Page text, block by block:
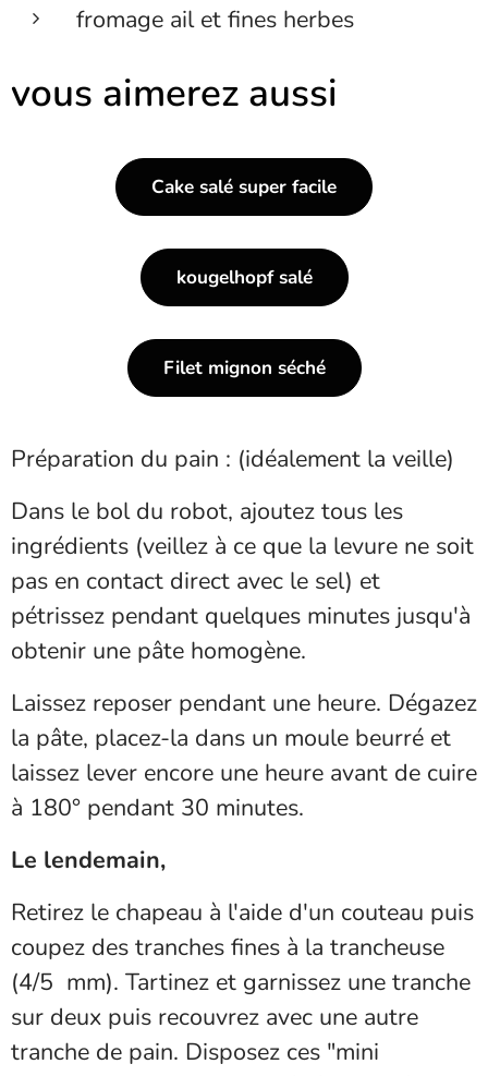
fromage ail et fines herbes
vous aimerez aussi
Cake salé super facile
kougelhopf salé
Filet mignon séché
Préparation du pain : (idéalement la veille)
Dans le bol du robot, ajoutez tous les
ingrédients (veillez à ce que la levure ne soit
pas en contact direct avec le sel) et
pétrissez pendant quelques minutes jusqu'à
obtenir une pâte homogène.
Laissez reposer pendant une heure. Dégazez
la pâte, placez-la dans un moule beurré et
laissez lever encore une heure avant de cuire
à 180° pendant 30 minutes.
Le lendemain,
Retirez le chapeau à l'aide d'un couteau puis
coupez des tranches fines à la trancheuse
(4/5 mm). Tartinez et garnissez une tranche
sur deux puis recouvrez avec une autre
tranche de pain. Disposez ces "mini